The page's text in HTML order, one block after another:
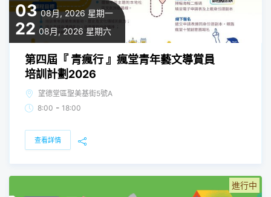
03 08月, 2026 星期一
22 08月, 2026 星期六
第四屆『 青瘋行 』瘋堂青年藝文導賞員
培訓計劃2026
望德堂區聖美基街5號A
8:00 - 18:00
查看詳情
進行中